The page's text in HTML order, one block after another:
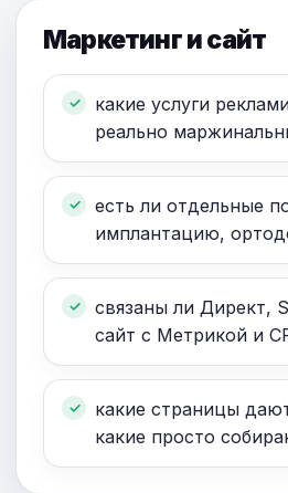
Маркетинг и сайт
какие услуги
реально
есть ли отдельные
имплантацию,
связаны ли Директ,
сайт с Метрикой и
какие страницы
какие просто